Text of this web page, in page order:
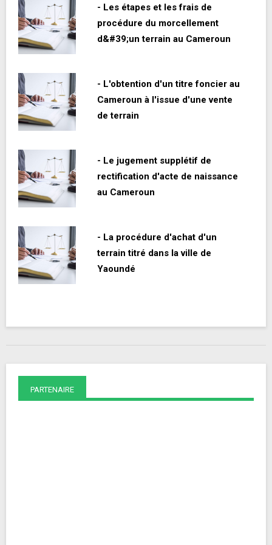
- Les étapes et les frais de
procédure du morcellement
d&#39;un terrain au Cameroun
- L'obtention d'un titre foncier au
Cameroun à l'issue d'une vente
de terrain
- Le jugement supplétif de
rectification d'acte de naissance
au Cameroun
- La procédure d'achat d'un
terrain titré dans la ville de
Yaoundé
PARTENAIRE